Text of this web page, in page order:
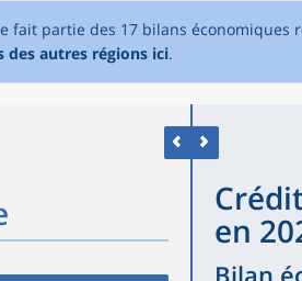
fait partie des 17 bilans économiques
des autres régions ici.
en
Bilan